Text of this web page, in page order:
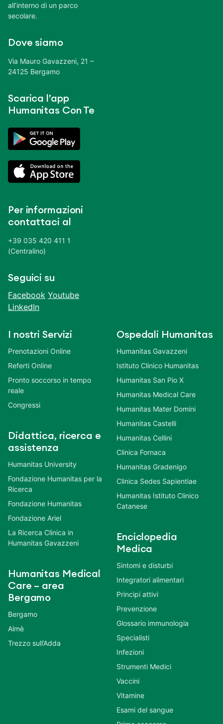
all’interno di un parco
secolare.
Dove siamo
Via Mauro Gavazzeni, 21 –
24125 Bergamo
Scarica l’app
Humanitas Con Te
Per informazioni
contattaci al
+39 035 420 411 1
(Centralino)
Seguici su
Facebook Youtube
LinkedIn
I nostri Servizi
Prenotazioni Online
Referti Online
Pronto soccorso in tempo
reale
Congressi
Didattica, ricerca e
assistenza
Humanitas University
Fondazione Humanitas per la
Ricerca
Fondazione Humanitas
Fondazione Ariel
La Ricerca Clinica in
Humanitas Gavazzeni
Humanitas Medical
Care – area
Bergamo
Bergamo
Almè
Trezzo sull’Adda
Ospedali Humanitas
Humanitas Gavazzeni
Istituto Clinico Humanitas
Humanitas San Pio X
Humanitas Medical Care
Humanitas Mater Domini
Humanitas Castelli
Humanitas Cellini
Clinica Fornaca
Humanitas Gradenigo
Clinica Sedes Sapientiae
Humanitas Istituto Clinico
Catanese
Enciclopedia
Medica
Sintomi e disturbi
Integratori alimentari
Principi attivi
Prevenzione
Glossario immunologia
Specialisti
Infezioni
Strumenti Medici
Vaccini
Vitamine
Esami del sangue